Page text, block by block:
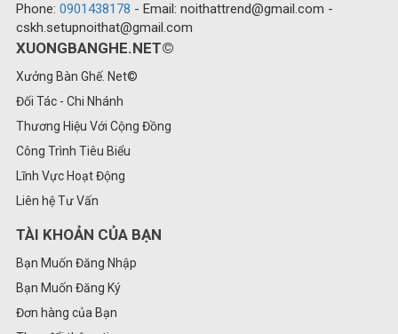
Phone: 0901438178 - Email: noithattrend@gmail.com -
cskh.setupnoithat@gmail.com
XUONGBANGHE.NET©
Xưởng Bàn Ghế. Net©
Đối Tác - Chi Nhánh
Thương Hiệu Với Cộng Đồng
Công Trình Tiêu Biểu
Lĩnh Vực Hoạt Động
Liên hệ Tư Vấn
TÀI KHOẢN CỦA BẠN
Bạn Muốn Đăng Nhập
Bạn Muốn Đăng Ký
Đơn hàng của Bạn